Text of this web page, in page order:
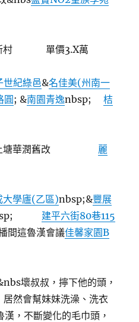
新村 單價3.X萬
世紀綠邑&名佳美(州南一
圓; &南園青逸nbsp;桔
上塘華潤舊改 麗
大學廬(乙區)nbsp;&豐展
建平六街80巷115
間這魯漢會議佳馨家園B
壞叔叔，擰下他的頭，
然會幫妹妹洗澡、洗衣
，不斷變化的毛巾頭，